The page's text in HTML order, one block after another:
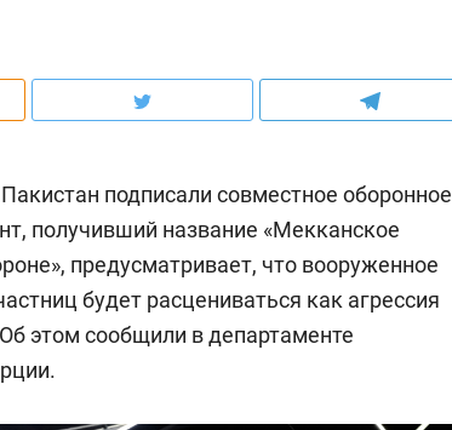
подписали совместное оборонное
получивший название «Мекканское
предусматривает, что вооруженное
будет расцениваться как агрессия
этом сообщили в департаменте